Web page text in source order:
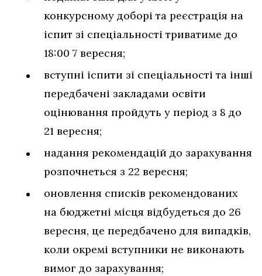
конкурсному доборі та реєстрація на
іспит зі спеціальності триватиме до
18:00 7 вересня;
вступні іспити зі спеціальності та інші
передбачені закладами освіти
оцінювання пройдуть у період з 8 до
21 вересня;
надання рекомендацій до зарахування
розпочнеться з 22 вересня;
оновлення списків рекомендованих
на бюджетні місця відбудеться до 26
вересня, це передбачено для випадків,
коли окремі вступники не виконають
вимог до зарахування;